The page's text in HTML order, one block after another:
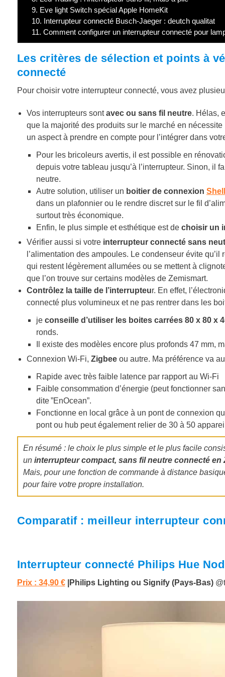
9. Eve light Switch spécial Apple HomeKit
10. Interrupteur connecté Busch-Jaeger : deutch qualitat
11. Comment configurer un interrupteur connecté pour
Les critères de sélection et points à
connecté
Pour choisir votre interrupteur connecté, vous avez
Vos interrupteurs sontavec ou sans fil neutre. Hélas,
que la majorité des produits sur le marché en
un aspect à prendre en compte pour l’intégrer dans
Pour les bricoleurs avertis, il est possible en
depuis votre tableau jusqu’à l’interrupteur. Sinon, il
neutre.
Autre solution, utiliser un boitier de connexion
dans un plafonnier ou le rendre discret sur le fil
surtout très économique.
Enfin, le plus simple et esthétique est de choisir un
Vérifier aussi si votre interrupteur connecté sans
l’alimentation des ampoules. Le condenseur évite
qui restent légèrement allumées ou se mettent à
que l’on trouve sur certains modèles de Zemismart.
Contrôlez la taille de l’interrupteur. En effet,
connecté plus volumineux et ne pas rentrer dans les
je conseille d’utiliser les boites carrées 80 x 80 x
ronds.
Il existe des modèles encore plus profonds 47 mm,
Connexion Wi-Fi, Zigbeeou autre. Ma préférence va
Rapide avec très faible latence par rapport au Wi-Fi
Faible consommation d’énergie (peut fonctionner
dite ”EnOcean”.
Fonctionne en local grâce à un pont de connexion
pont ou hub peut également relier de 30 à 50
En résumé : le choix le plus simple et le plus facile
un interrupteur compact, sans fil neutre connecté en
Mais, pour une fonction de commande à distance
pour faire votre propre installation.
Comparatif : meilleur interrupteur
Interrupteur connecté Philips Hue
Prix : 34,90 €|Philips Lighting ou Signify (Pays-Bas)